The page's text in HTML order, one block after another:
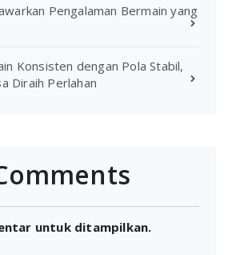
Pengalaman Bermain yang
Konsisten dengan Pola Stabil,
Diraih Perlahan
untuk ditampilkan.